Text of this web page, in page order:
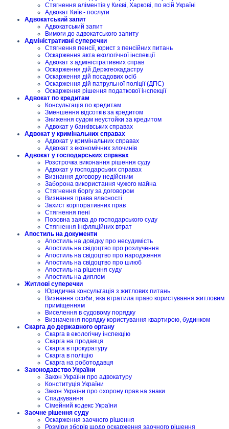
Стягнення аліментів у Києві, Харкові, по всій Україні
Адвокат Київ - послуги
Адвокатський запит
Адвокатський запит
Вимоги до адвокатського запиту
Адміністративні суперечки
Стягнення пенсії, юрист з пенсійних питань
Оскарження акта екологічної інспекції
Адвокат з адміністративних справ
Оскарження дій Держгеокадастру
Оскарження дій посадових осіб
Оскарження дій патрульної поліції (ДПС)
Оскарження рішення податкової інспекції
Адвокат по кредитам
Консультація по кредитам
Зменшення відсотків за кредитом
Зниження судом неустойки за кредитом
Адвокат у банківських справах
Адвокат у кримінальних справах
Адвокат у кримінальних справах
Адвокат з економічних злочинів
Адвокат у господарських справах
Розстрочка виконання рішення суду
Адвокат у господарських справах
Визнання договору недійсним
Заборона використання чужого майна
Стягнення боргу за договором
Визнання права власності
Захист корпоративних прав
Стягнення пені
Позовна заява до господарського суду
Стягнення інфляційних втрат
Апостиль на документи
Апостиль на довідку про несудимість
Апостиль на свідоцтво про розлучення
Апостиль на свідоцтво про народження
Апостиль на свідоцтво про шлюб
Апостиль на рішення суду
Апостиль на диплом
Житлові суперечки
Юридична консультація з житлових питань
Визнання особи, яка втратила право користування житловим
приміщенням
Виселення в судовому порядку
Визначення порядку користування квартирою, будинком
Скарга до державного органу
Скарга в екологічну інспекцію
Скарга на продавця
Скарга в прокуратуру
Скарга в поліцію
Скарга на роботодавця
Законодавство України
Закон України про адвокатуру
Конституція України
Закон України про охорону прав на знаки
Спадкування
Сімейний кодекс України
Заочне рішення суду
Оскарження заочного рішення
Розміри зборів щодо оскарження заочного рішення